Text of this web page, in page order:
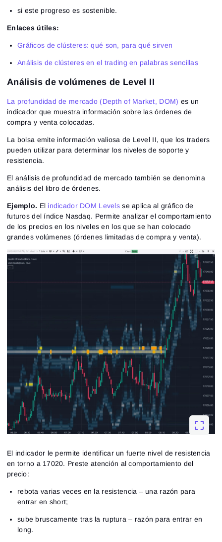
si este progreso es sostenible.
Enlaces útiles:
Gráficos de clústeres: qué son, para qué sirven
Análisis de clústeres en el trading en palabras sencillas
Análisis de volúmenes de Level II
La profundidad de mercado (Depth of Market, DOM) es un
indicador que muestra información sobre las órdenes de
compra y venta colocadas.
La bolsa emite información valiosa de Level II, que los traders
pueden utilizar para determinar los niveles de soporte y
resistencia.
El análisis de profundidad de mercado también se denomina
análisis del libro de órdenes.
Ejemplo. El indicador DOM Levelsse aplica al gráfico de
futuros del índice Nasdaq. Permite analizar el comportamiento
de los precios en los niveles en los que se han colocado
grandes volúmenes (órdenes limitadas de compra y venta).
El indicador le permite identificar un fuerte nivel de resistencia
en torno a 17020. Preste atención al comportamiento del
precio:
rebota varias veces en la resistencia – una razón para
entrar en short;
sube bruscamente tras la ruptura – razón para entrar en
long.